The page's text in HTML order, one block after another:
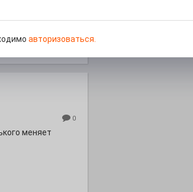
0
меняет
авторизоваться.